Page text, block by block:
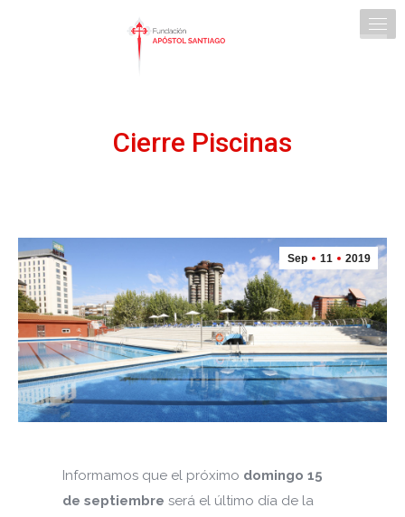
Cierre Piscinas
Sep 11 2019
Informamos que el próximo domingo 15
de septiembre será el último día de la